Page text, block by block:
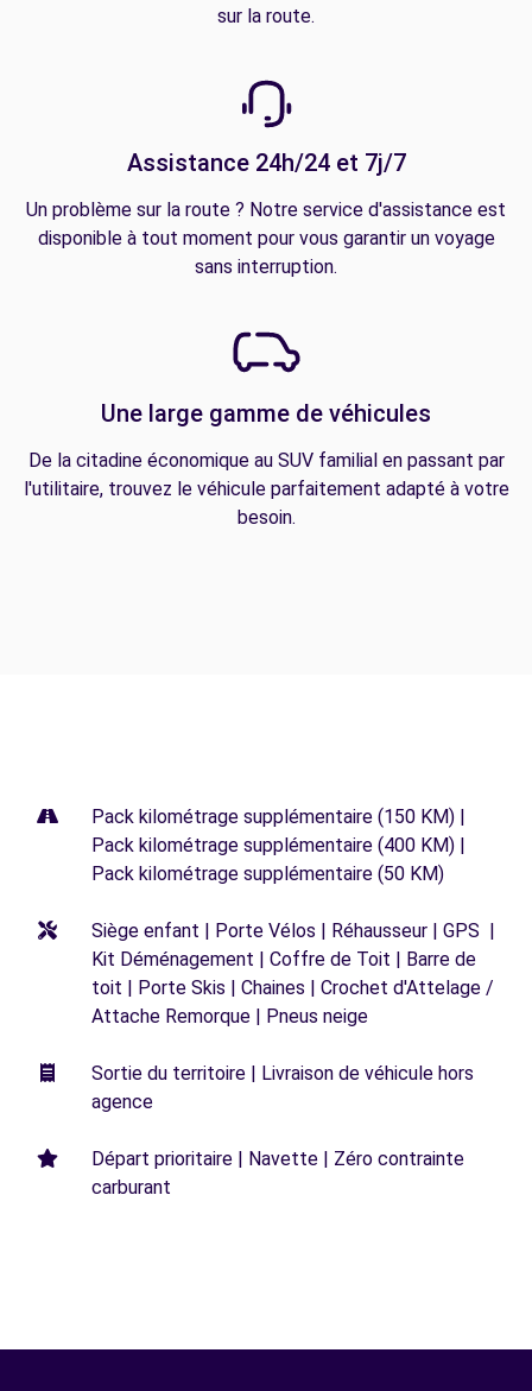
sur la route.
Assistance 24h/24 et 7j/7
Un problème sur la route ? Notre service d'assistance est
disponible à tout moment pour vous garantir un voyage
sans interruption.
Une large gamme de véhicules
De la citadine économique au SUV familial en passant par
l'utilitaire, trouvez le véhicule parfaitement adapté à votre
besoin.
Pack kilométrage supplémentaire (150 KM) |
Pack kilométrage supplémentaire (400 KM) |
Pack kilométrage supplémentaire (50 KM)
Siège enfant | Porte Vélos | Réhausseur | GPS |
Kit Déménagement | Coffre de Toit | Barre de
toit | Porte Skis | Chaines | Crochet d'Attelage /
Attache Remorque | Pneus neige
Sortie du territoire | Livraison de véhicule hors
agence
Départ prioritaire | Navette | Zéro contrainte
carburant